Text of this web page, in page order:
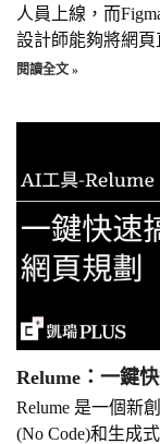
人員上線，而
設計師能夠將網頁
閱讀全文 »
Relume：一鍵
Relume 是一個新
(No Code)和生成